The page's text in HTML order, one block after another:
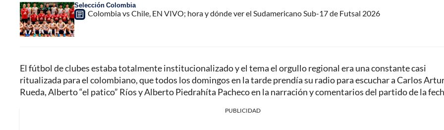
Selección Colombia
Colombia vs Chile, EN VIVO; hora y dónde ver el Sudamericano Sub-17 de Futsal 2026
El fútbol de clubes estaba totalmente institucionalizado y el tema el orgullo regional era una constante casi
ritualizada para el colombiano, que todos los domingos en la tarde prendía su radio para escuchar a Carlos
Rueda, Alberto “el patico” Ríos y Alberto Piedrahíta Pacheco en la narración y comentarios del partido de la
PUBLICIDAD